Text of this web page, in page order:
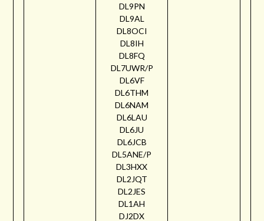
DL9PN
DL9AL
DL8OCI
DL8IH
DL8FQ
DL7UWR/P
DL6VF
DL6THM
DL6NAM
DL6LAU
DL6JU
DL6JCB
DL5ANE/P
DL3HXX
DL2JQT
DL2JES
DL1AH
DJ2DX